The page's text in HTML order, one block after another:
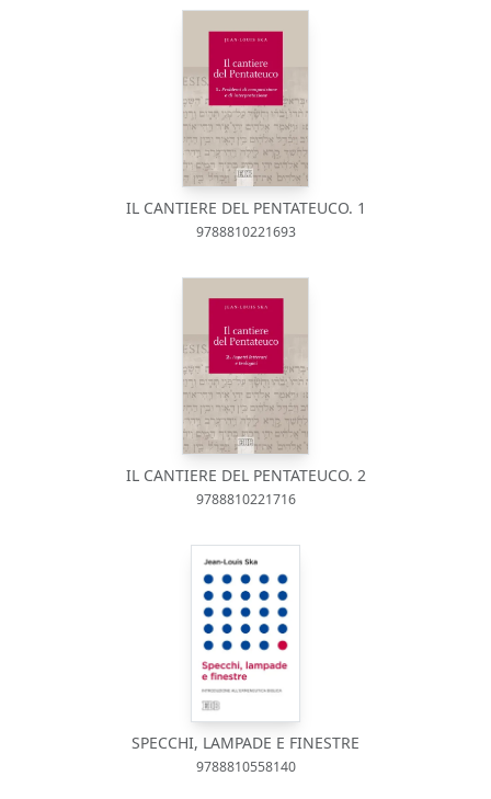
IL CANTIERE DEL PENTATEUCO. 1
9788810221693
IL CANTIERE DEL PENTATEUCO. 2
9788810221716
SPECCHI, LAMPADE E FINESTRE
9788810558140